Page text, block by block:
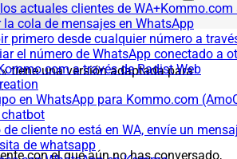
actuales clientes de
la cola de mensajes en WhatsApp
primero desde cualquier número a
el número de WhatsApp conectado a
a través de Radist Web
en WhatsApp para Kommo.com
de cliente no está en WA, envíe un
de whatsapp
tiene una versión adaptada para
con el que aún no has conversado,